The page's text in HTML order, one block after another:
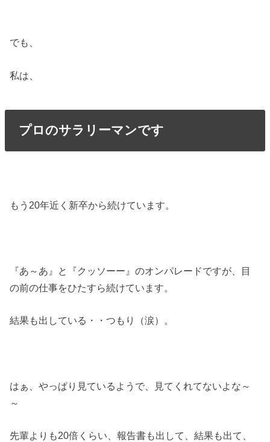
でも、
私は、
プロのサラリーマンです
もう20年近く新卒から続けています。
『あ～あ』と『クッソーー』のオンパレードですが、目
の前の仕事をひたすら続けています。
結果も出している・・つもり（涙）。
はぁ、やっぱり見ているようで、見てくれてないよな～
～
先輩よりも20倍くらい、報告書も出して、結果も出て、